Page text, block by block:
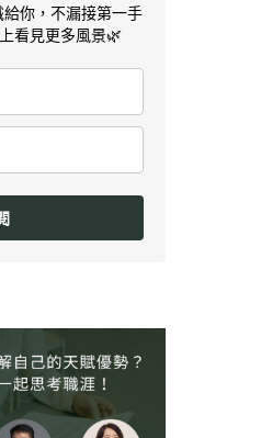
你，不漏接第一手
看見更多風景🌿